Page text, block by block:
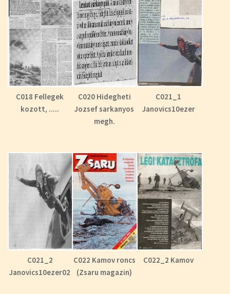
C018 Fellegek
kozott, .....
C020 Hidegheti
Jozsef sarkanyos
megh.
C021_1
Janovics10ezer
C021_2
Janovics10ezer02
C022 Kamov roncs
(Zsaru magazin)
C022_2 Kamov